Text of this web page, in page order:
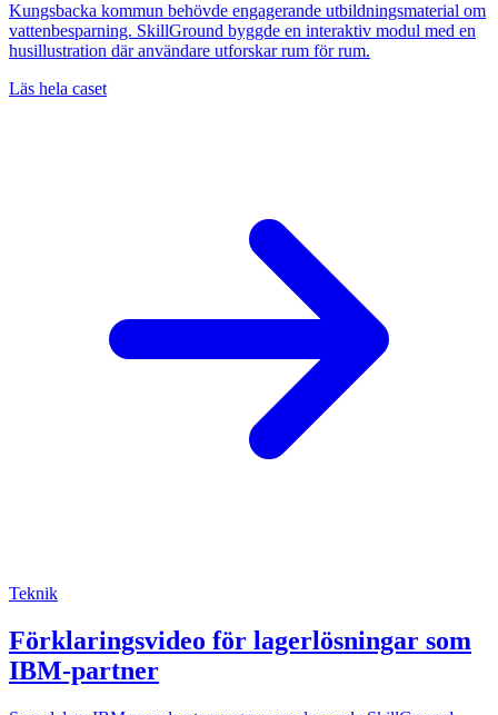
Kungsbacka kommun behövde engagerande utbildningsmaterial om
vattenbesparning. SkillGround byggde en interaktiv modul med en
husillustration där användare utforskar rum för rum.
Läs hela caset
Teknik
Förklaringsvideo för lagerlösningar som
IBM-partner